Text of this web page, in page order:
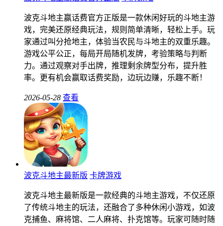
波克斗地主赢话费官方正版是一款休闲好玩的斗地主游
戏，完美还原经典玩法，规则简单清晰，轻松上手。玩
家通过叫分抢地主，体验当农民与斗地主的双重乐趣。
游戏公平公正，每局开局随机发牌，考验策略与判断
力。通过观察对手出牌，推理剩余牌型分布，提升胜
率。更有机会赢取话费奖励，边玩边赚，乐趣不断！
2026-05-28 查看
波克斗地主最新版 卡牌游戏
波克斗地主最新版是一款经典的斗地主游戏，不仅还原
了传统斗地主的玩法，还融合了多种休闲小游戏，如波
克捕鱼、麻将馆、二人麻将、扑克馆等。玩家可随时随